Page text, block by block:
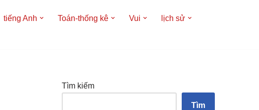
tiếng Anh Toán-thống kê Vui
lịch sử
Tìm kiếm
Tìm